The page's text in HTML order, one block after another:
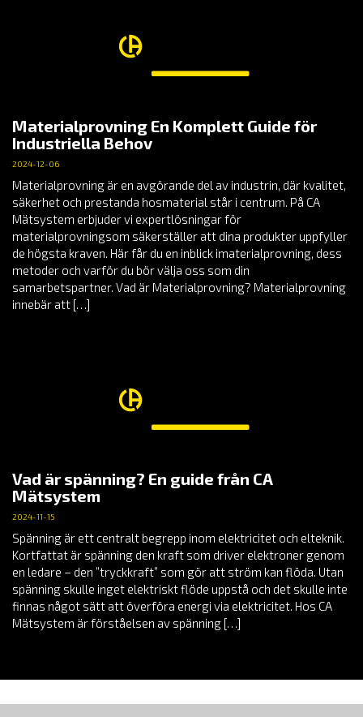
Materialprovning En Komplett Guide för
Industriella Behov
2024-12-06
Materialprovning är en avgörande del av industrin, där kvalitet,
säkerhet och prestanda hosmaterial står i centrum. På CA
Mätsystem erbjuder vi expertlösningar för
materialprovningsom säkerställer att dina produkter uppfyller
de högsta kraven. Här får du en inblick imaterialprovning, dess
metoder och varför du bör välja oss som din
samarbetspartner. Vad är Materialprovning? Materialprovning
innebär att […]
Vad är spänning? En guide från CA
Mätsystem
2024-11-15
Spänning är ett centralt begrepp inom elektricitet och elteknik.
Kortfattat är spänning den kraft som driver elektroner genom
en ledare – den ”tryckkraft” som gör att ström kan flöda. Utan
spänning skulle inget elektriskt flöde uppstå och det skulle inte
finnas något sätt att överföra energi via elektricitet. Hos CA
Mätsystem är förståelsen av spänning […]